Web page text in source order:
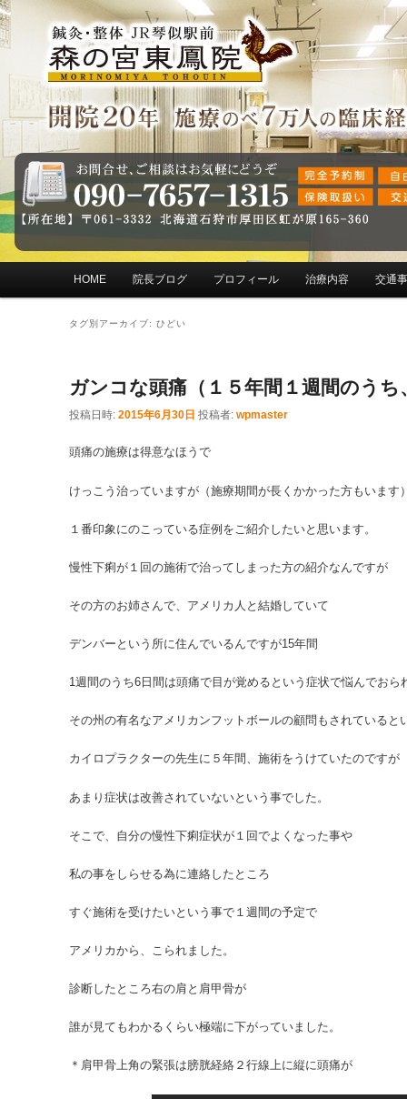
メインメニュー
メインコンテンツへ移動
サブコンテンツへ移動
HOME 院長ブログ プロフィール 治療内容 交通
タグ別アーカイブ: ひどい
ガンコな頭痛（１５年間１週間のう
投稿日時: 2015年6月30日 投稿者: wpmaster
頭痛の施療は得意なほうで
けっこう治っていますが（施療期間が長くかかった方もいます
１番印象にのこっている症例をご紹介したいと思います。
慢性下痢が１回の施術で治ってしまった方の紹介なんですが
その方のお姉さんで、アメリカ人と結婚していて
デンバーという所に住んでいるんですが15年間
1週間のうち6日間は頭痛で目が覚めるという症状で悩んでおら
その州の有名なアメリカンフットボールの顧問もされていると
カイロプラクターの先生に５年間、施術をうけていたのですが
あまり症状は改善されていないという事でした。
そこで、自分の慢性下痢症状が１回でよくなった事や
私の事をしらせる為に連絡したところ
すぐ施術を受けたいという事で１週間の予定で
アメリカから、こられました。
診断したところ右の肩と肩甲骨が
誰が見てもわかるくらい極端に下がっていました。
＊肩甲骨上角の緊張は膀胱経絡２行線上に縦に頭痛が